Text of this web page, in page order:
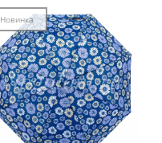
Новинка